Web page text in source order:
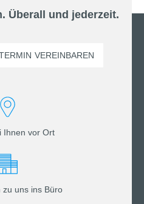
Überall und jederzeit.
VEREINBAREN
Ihnen vor Ort
zu uns ins Büro